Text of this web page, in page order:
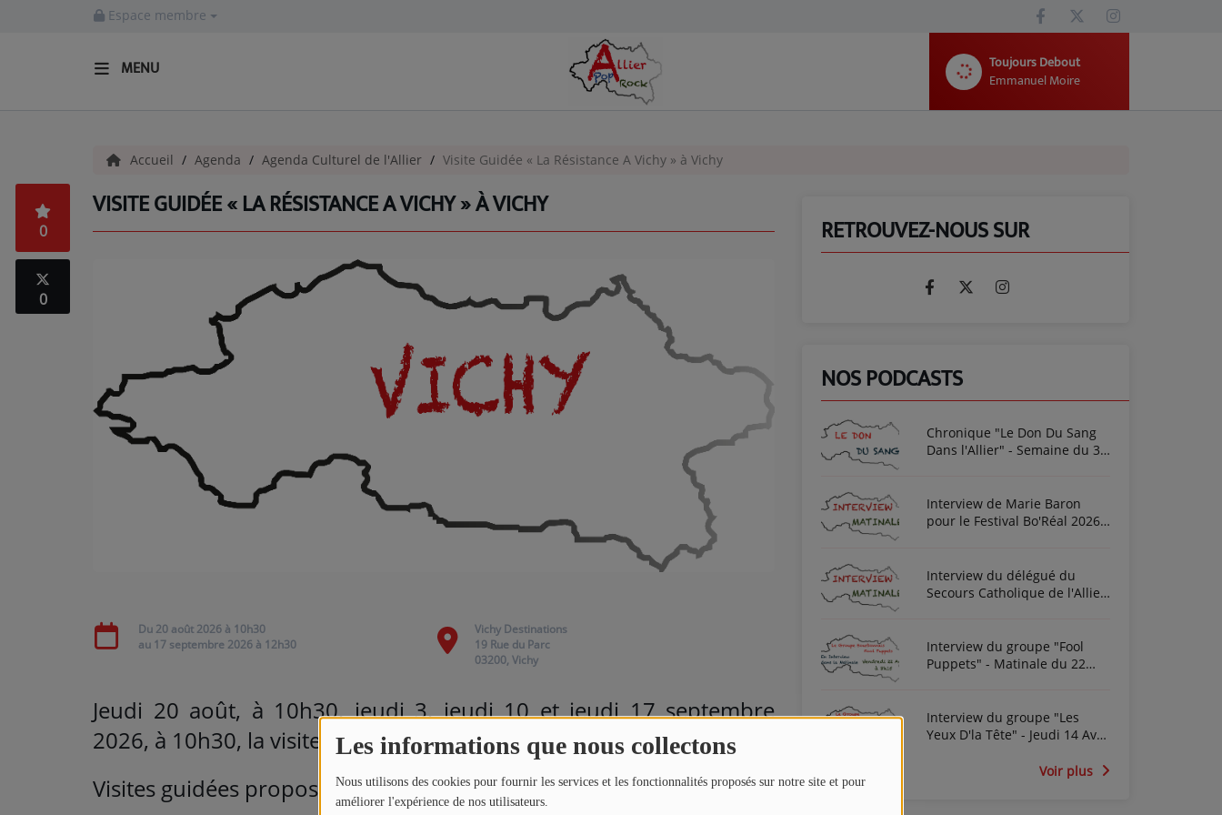
Les informations que nous collectons
Nous utilisons des cookies pour fournir les services et les fonctionnalités proposés sur notre site et pour
améliorer l'expérience de nos utilisateurs.
Espace membre
MENU
Toujours Debout
Emmanuel Moire
INFOS - ALLIER
AGENDA CULTUREL - ALLIER
INFOS POP ROCK
Titres diffusés
Accueil Agenda Agenda Culturel de l'Allier Visite Guidée « La Résistance A Vichy » à Vichy
VISITE GUIDÉE « LA RÉSISTANCE A VICHY » À VICHY
0
0
Du 20 août 2026 à 10h30
au 17 septembre 2026 à 12h30
Vichy Destinations
19 Rue du Parc
03200, Vichy
Jeudi 20 août, à 10h30, jeudi 3, jeudi 10 et jeudi 17 septembre
2026, à 10h30, la visite guidée « La Résistance A Vichy » à Vichy.
Visites guidées proposées par Vichy Destinations.
RETROUVEZ-NOUS SUR
NOS PODCASTS
Chronique "Le Don Du Sang
Dans l'Allier" - Semaine du 3
Interview de Marie Baron
pour le Festival Bo'Réal 2026
Interview du délégué du
Secours Catholique de l'Allier
Interview du groupe "Fool
Puppets" - Matinale du 22
Interview du groupe "Les
Yeux D'la Tête" - Jeudi 14 Avril
Voir plus